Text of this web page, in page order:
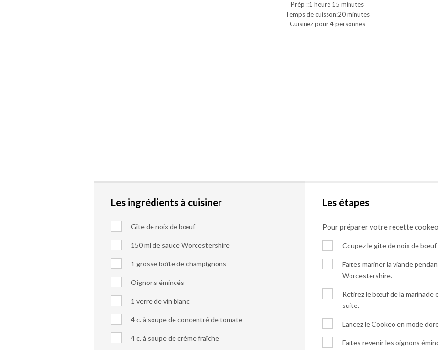
Prép ::1 heure 15 minutes
Temps de cuisson:20 minutes
Cuisinez pour 4 personnes
Les ingrédients à cuisiner
Gîte de noix de bœuf
150 ml de sauce Worcestershire
1 grosse boîte de champignons
Oignons émincés
1 verre de vin blanc
4 c. à soupe de concentré de tomate
4 c. à soupe de crème fraîche
Les étapes
Pour préparer votre recette cookeo
Coupez le gîte de noix de
Faites mariner la viande
Worcestershire.
Retirez le bœuf de la marinade
suite.
Lancez le Cookeo en mode
Faites revenir les oignons